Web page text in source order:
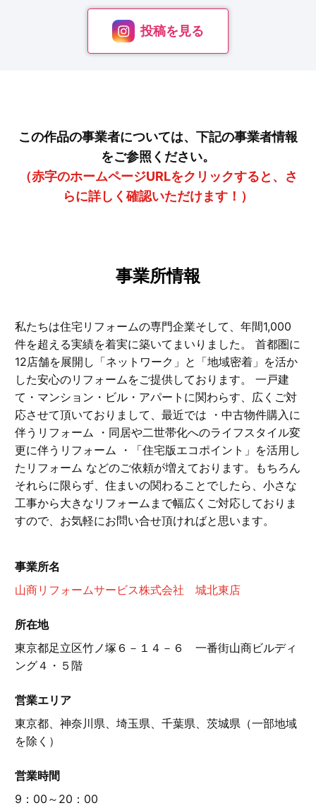
投稿を見る
この作品の事業者については、下記の事業者情報
をご参照ください。
（赤字のホームページURLをクリックすると、さ
らに詳しく確認いただけます！）
事業所情報
私たちは住宅リフォームの専門企業そして、年間1,000
件を超える実績を着実に築いてまいりました。 首都圏に
12店舗を展開し「ネットワーク」と「地域密着」を活か
した安心のリフォームをご提供しております。 一戸建
て・マンション・ビル・アパートに関わらす、広くご対
応させて頂いておりまして、最近では ・中古物件購入に
伴うリフォーム ・同居や二世帯化へのライフスタイル変
更に伴うリフォーム ・「住宅版エコポイント」を活用し
たリフォーム などのご依頼が増えております。もちろん
それらに限らず、住まいの関わることでしたら、小さな
工事から大きなリフォームまで幅広くご対応しておりま
すので、お気軽にお問い合せ頂ければと思います。
事業所名
山商リフォームサービス株式会社 城北東店
所在地
東京都足立区竹ノ塚６－１４－６ 一番街山商ビルディ
ング４・５階
営業エリア
東京都、神奈川県、埼玉県、千葉県、茨城県（一部地域
を除く）
営業時間
9：00～20：00